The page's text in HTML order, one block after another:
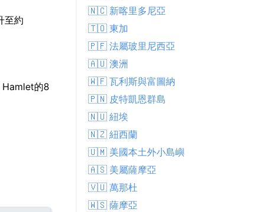
至約
的8
🇳🇨 新喀里多尼亞
🇹🇴 東加
🇵🇫 法屬玻里尼西亞
🇦🇺 澳洲
🇼🇫 瓦利斯與富圖納
🇵🇳 皮特凱恩群島
🇳🇺 紐埃
🇳🇿 紐西蘭
🇺🇲 美國本土外小島嶼
🇦🇸 美屬薩摩亞
🇻🇺 萬那杜
🇼🇸 薩摩亞